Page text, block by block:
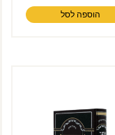
הוספה לסל